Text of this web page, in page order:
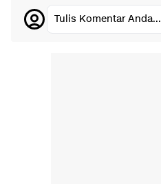
Tulis Komentar Anda...